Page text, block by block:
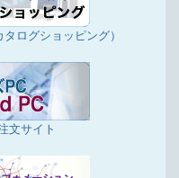
ログショッピング）
文サイト